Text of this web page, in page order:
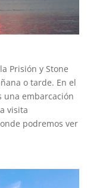
Prisión y Stone
o tarde. En el
una embarcación
visita
podremos ver